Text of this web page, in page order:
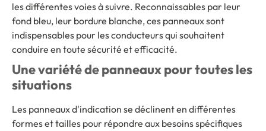
les différentes voies à suivre. Reconnaissables par leur
fond bleu, leur bordure blanche, ces panneaux sont
indispensables pour les conducteurs qui souhaitent
conduire en toute sécurité et efficacité.
Une variété de panneaux pour toutes les
situations
Les panneaux d'indication se déclinent en différentes
formes et tailles pour répondre aux besoins spécifiques